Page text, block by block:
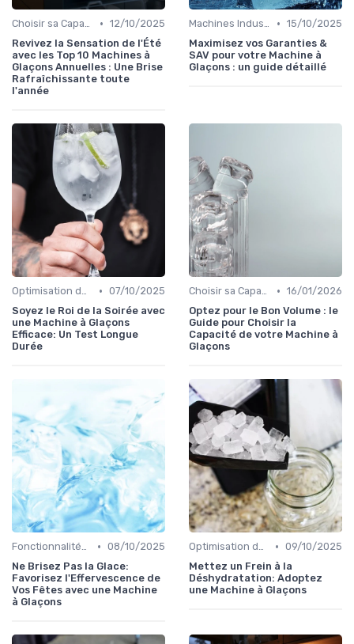
Choisir sa Capacité • 12/10/2025
Revivez la Sensation de l'Été
avec les Top 10 Machines à
Glaçons Annuelles : Une Brise
Rafraîchissante toute
l'année
Machines Industrielles • 15/10/2025
Maximisez vos Garanties &
SAV pour votre Machine à
Glaçons : un guide détaillé
Optimisation de Production • 07/10/2025
Soyez le Roi de la Soirée avec
une Machine à Glaçons
Efficace: Un Test Longue
Durée
Choisir sa Capacité • 16/01/2026
Optez pour le Bon Volume : le
Guide pour Choisir la
Capacité de votre Machine à
Glaçons
Fonctionnalités Clés • 08/10/2025
Ne Brisez Pas la Glace:
Favorisez l'Effervescence de
Vos Fêtes avec une Machine
à Glaçons
Optimisation de Production • 09/10/2025
Mettez un Frein à la
Déshydratation: Adoptez
une Machine à Glaçons